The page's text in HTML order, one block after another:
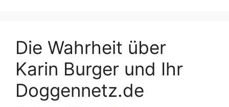
i
n
w
r
t
e
Die Wahrheit über
Karin Burger und Ihr
Doggennetz.de